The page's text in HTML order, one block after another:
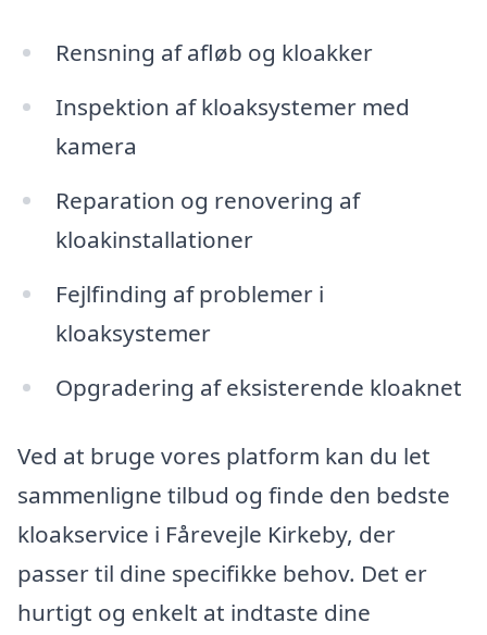
Rensning af afløb og kloakker
Inspektion af kloaksystemer med
kamera
Reparation og renovering af
kloakinstallationer
Fejlfinding af problemer i
kloaksystemer
Opgradering af eksisterende kloaknet
Ved at bruge vores platform kan du let
sammenligne tilbud og finde den bedste
kloakservice i Fårevejle Kirkeby, der
passer til dine specifikke behov. Det er
hurtigt og enkelt at indtaste dine